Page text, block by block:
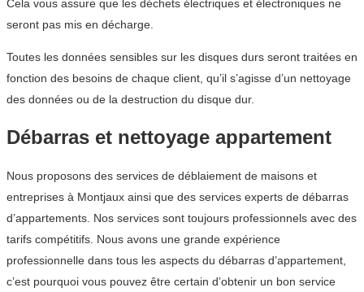
Cela vous assure que les déchets électriques et électroniques ne
seront pas mis en décharge.
Toutes les données sensibles sur les disques durs seront traitées en
fonction des besoins de chaque client, qu’il s’agisse d’un nettoyage
des données ou de la destruction du disque dur.
Débarras et nettoyage appartement
Nous proposons des services de déblaiement de maisons et
entreprises à Montjaux ainsi que des services experts de débarras
d’appartements. Nos services sont toujours professionnels avec des
tarifs compétitifs. Nous avons une grande expérience
professionnelle dans tous les aspects du débarras d’appartement,
c’est pourquoi vous pouvez être certain d’obtenir un bon service